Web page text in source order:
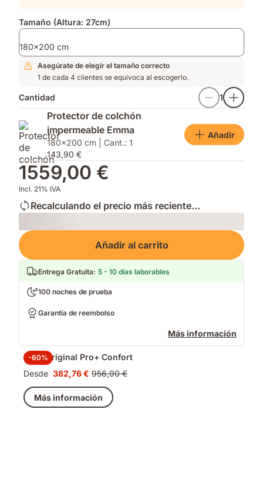
Tamaño (Altura: 27cm)
180x200 cm
Asegúrate de elegir el tamaño correcto
1 de cada 4 clientes se equivoca al escogerlo.
Cantidad 1
Protector de colchón
impermeable Emma
180x200 cm | Cant.: 1
143,90 €
Añadir
1559,00 €
Incl. 21% IVA
Recalculando el precio más reciente...
Loading
Añadir al carrito
Entrega Gratuita: 5 - 10 días laborables
100 noches de prueba
Garantía de reembolso
Más información
-60%
Pack Original Pro+ Confort
Desde Precio
382,76 €
382,76 € Precio
original
956,90 €
956,90 €
Más información